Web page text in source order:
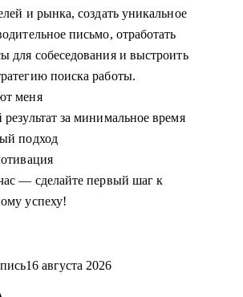
и рынка, создать уникальное
письмо, отработать
для собеседования и выстроить
поиска работы.
меня
за минимальное время
подход
— сделайте первый шаг к
успеху!
16 августа 2026